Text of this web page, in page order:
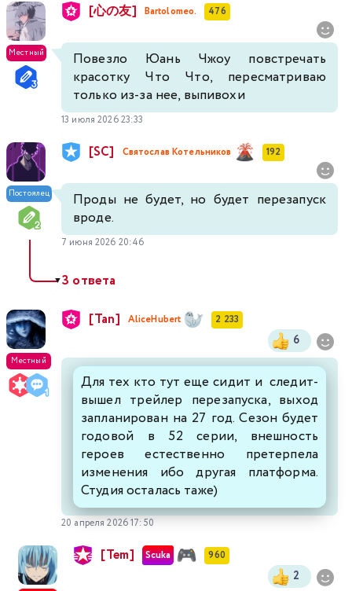
Местный
[心の友] Bartolomeo. 476
Повезло Юань Чжоу повстречать
красотку Что Что, пересматриваю
только из-за нее, выпивохи
13 июля 2026 23:33
Постоялец
[SC] Святослав Котельников 192
Проды не будет, но будет перезапуск
вроде.
7 июня 2026 20:46
▼3 ответа
Местный
[Tan] AliceHubert 2 233
6
Для тех кто тут еще сидит и следит-
вышел трейлер перезапуска, выход
запланирован на 27 год. Сезон будет
годовой в 52 серии, внешность
героев естественно претерпела
изменения ибо другая платформа.
Студия осталась таже)
20 апреля 2026 17:50
[Tem] Scuka 960
2